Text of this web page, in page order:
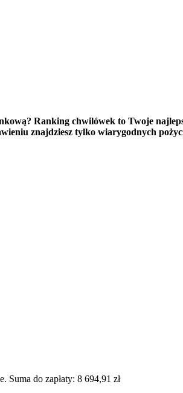
Ranking chwilówek to Twoje
znajdziesz tylko wiarygodnych
Suma do zapłaty: 8 694,91 zł